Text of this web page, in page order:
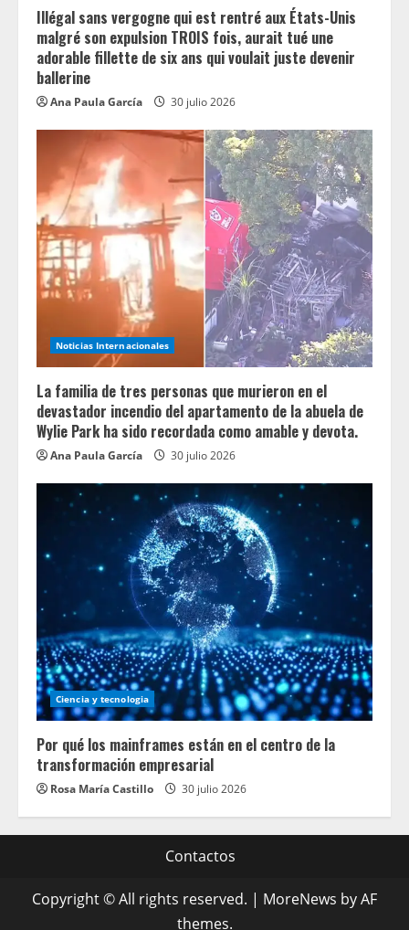
Illégal sans vergogne qui est rentré aux États-Unis
malgré son expulsion TROIS fois, aurait tué une
adorable fillette de six ans qui voulait juste devenir
ballerine
Ana Paula García 30 julio 2026
Noticias Internacionales
La familia de tres personas que murieron en el
devastador incendio del apartamento de la abuela de
Wylie Park ha sido recordada como amable y devota.
Ana Paula García 30 julio 2026
Ciencia y tecnologia
Por qué los mainframes están en el centro de la
transformación empresarial
Rosa María Castillo 30 julio 2026
Contactos
Copyright © All rights reserved. | MoreNews by AF
themes.